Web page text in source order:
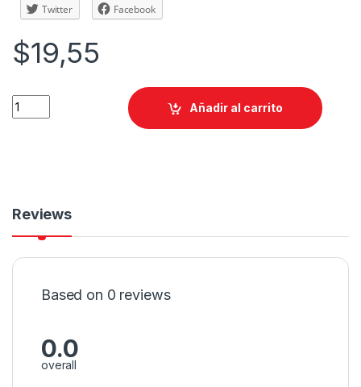
Twitter Facebook
$19,55
Añadir al carrito
Reviews
Based on 0 reviews
0.0
overall